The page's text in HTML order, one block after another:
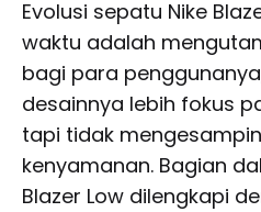
Evolusi sepatu Nike
waktu adalah
bagi para
desainnya lebih fokus
tapi tidak
kenyamanan. Bagian
Blazer Low dilengkapi